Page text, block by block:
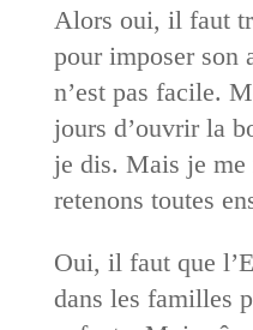
Alors oui, il faut
pour imposer son
n’est pas facile.
jours d’ouvrir la
je dis. Mais je me
retenons toutes
Oui, il faut que
dans les familles